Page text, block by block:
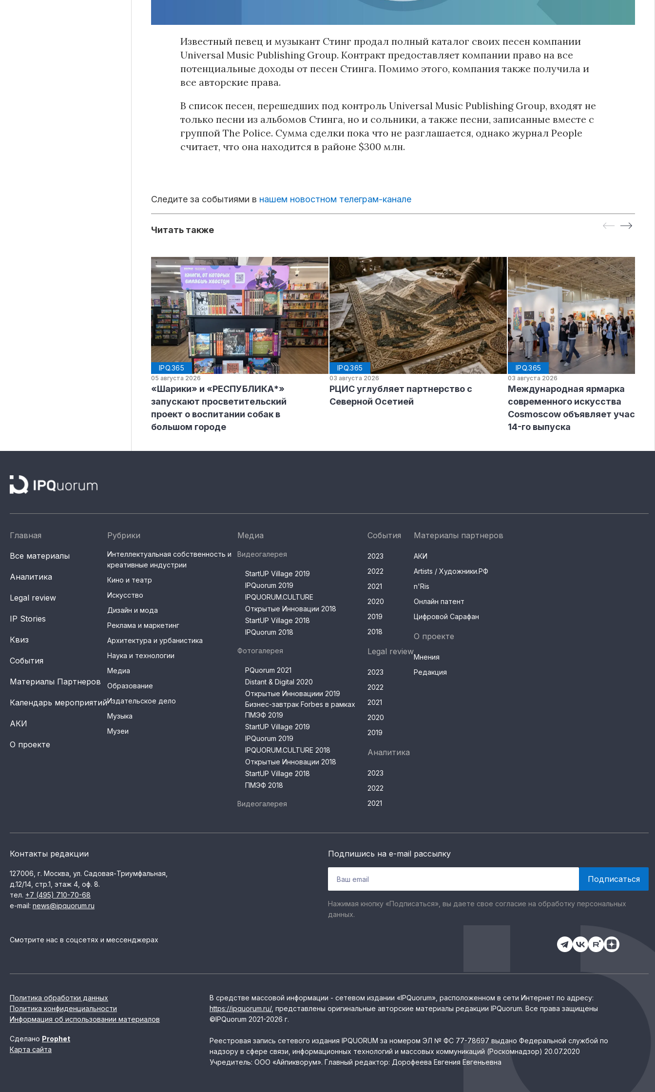
Известный певец и музыкант Стинг продал полный каталог своих песен компании
Universal Music Publishing Group. Контракт предоставляет компании право на все
потенциальные доходы от песен Стинга. Помимо этого, компания также получила и
все авторские права.
В список песен, перешедших под контроль Universal Music Publishing Group, входят не
только песни из альбомов Стинга, но и сольники, а также песни, записанные вместе с
группой The Police. Сумма сделки пока что не разглашается, однако журнал People
считает, что она находится в районе $300 млн.
Следите за событиями в нашем новостном телеграм-канале
Читать также
IPQ.365
05 августа 2026
«Шарики» и «РЕСПУБЛИКА*»
запускают просветительский
проект о воспитании собак в
большом городе
IPQ.365
03 августа 2026
РЦИС углубляет партнерство с
Северной Осетией
IPQ.365
03 августа 2026
Международная ярмарка
современного искусства
Cosmoscow объявляет
14-го выпуска
Главная
Все материалы
Аналитика
Legal review
IP Stories
Квиз
События
Материалы Партнеров
Календарь мероприятий
АКИ
О проекте
Рубрики
Интеллектуальная собственность и
креативные индустрии
Кино и театр
Искусство
Дизайн и мода
Реклама и маркетинг
Архитектура и урбанистика
Наука и технологии
Медиа
Образование
Издательское дело
Музыка
Музеи
Медиа
Видеогалерея
StartUP Village 2019
IPQuorum 2019
IPQUORUM.CULTURE
Открытые Инновации 2018
StartUP Village 2018
IPQuorum 2018
Фотогалерея
PQuorum 2021
Distant & Digital 2020
Открытые Инновациии 2019
Бизнес-завтрак Forbes в рамках
ПМЭФ 2019
StartUP Village 2019
IPQuorum 2019
IPQUORUM.CULTURE 2018
Открытые Инновации 2018
StartUP Village 2018
ПМЭФ 2018
Видеогалерея
События
2023
2022
2021
2020
2019
2018
Legal review
2023
2022
2021
2020
2019
Аналитика
2023
2022
2021
Материалы партнеров
АКИ
Artists / Художники.РФ
n'Ris
Онлайн патент
Цифровой Сарафан
О проекте
Мнения
Редакция
Контакты редакции
127006, г. Москва, ул. Садовая-Триумфальная,
д.12/14, стр.1, этаж 4, оф. 8.
тел. +7 (495) 710-70-68
e-mail: news@ipquorum.ru
Подпишись на e-mail рассылку
Нажимая кнопку «Подписаться», вы даете свое согласие на обработку персональных
данных.
Смотрите нас в соцсетях и мессенджерах
Политика обработки данных
Политика конфиденциальности
Информация об использовании материалов
Сделано Prophet
Карта сайта
В средстве массовой информации - сетевом издании «IPQuorum», расположенном в сети Интернет по адресу:
https://ipquorum.ru/, представлены оригинальные авторские материалы редакции IPQuorum. Все права защищены
©IPQuorum 2021-2026 г.
Реестровая запись сетевого издания IPQUORUM за номером ЭЛ № ФС 77-78697 выдано Федеральной службой по
надзору в сфере связи, информационных технологий и массовых коммуникаций (Роскомнадзор) 20.07.2020
Учредитель: ООО «Айпикворум». Главный редактор: Дорофеева Евгения Евгеньевна